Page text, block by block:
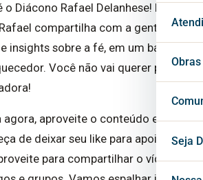
Seja
Diácono Rafael Delanhese! Neste
compartilha com a gente
insights sobre a fé, em um bate-papo
Você não vai querer perder
aproveite o conteúdo e, se
de deixar seu like para apoiar nosso
para compartilhar o vídeo com